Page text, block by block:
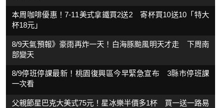
本周咖啡優惠！7-11美式拿鐵買2送2 寄杯買10送10「特大
杯18元」
8/9天氣預報》豪雨再炸一天！白海豚颱風明天才走 下周南
部變天
8/9停班停課最新！桃園復興區今早緊急宣布 3縣市停班課
一次看
父親節星巴克大美式75元！星冰樂半價多1杯 買一送一路易